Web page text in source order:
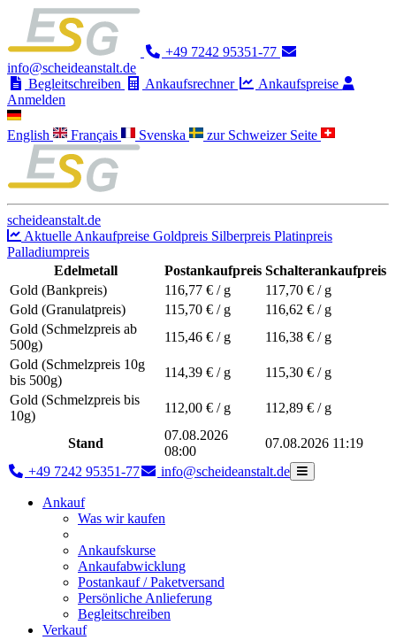
+49 7242 95351-77
info@scheideanstalt.de
Begleitschreiben
Ankaufsrechner
Ankaufspreise
Anmelden
English Français Svenska zur Schweizer Seite
scheideanstalt.de
Aktuelle Ankaufpreise Goldpreis Silberpreis Platinpreis
Palladiumpreis
Edelmetall
Postankaufpreis Schalterankaufpreis
Gold (Bankpreis)
116,77 € / g 117,70 € / g
Gold (Granulatpreis)
115,70 € / g 116,62 € / g
Gold (Schmelzpreis ab
500g)
115,46 € / g 116,38 € / g
Gold (Schmelzpreis 10g
bis 500g)
114,39 € / g 115,30 € / g
Gold (Schmelzpreis bis
10g)
112,00 € / g 112,89 € / g
Stand
07.08.2026
08:00
07.08.2026 11:19
+49 7242 95351-77 info@scheideanstalt.de
Ankauf
Was wir kaufen
Ankaufskurse
Ankaufabwicklung
Postankauf / Paketversand
Persönliche Anlieferung
Begleitschreiben
Verkauf